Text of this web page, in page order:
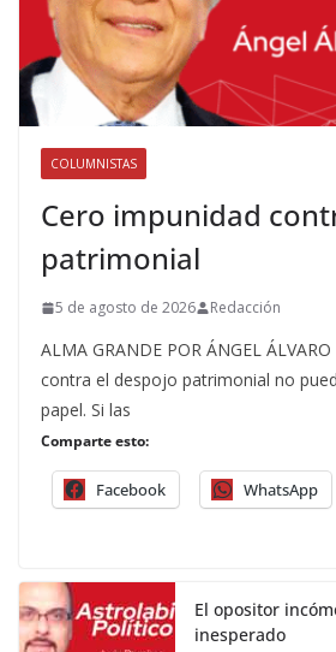
COLUMNISTAS
Cero impunidad
patrimonial
5 de agosto de 2026 Redacción
ALMA GRANDE POR ÁNGEL
contra el despojo patrimonial no
papel. Si las
Comparte esto:
Facebook WhatsApp
El opositor
inesperado